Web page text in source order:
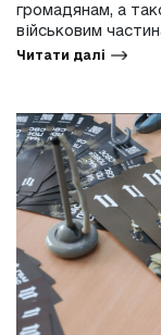
громадянам, а
військовим
Читати далі